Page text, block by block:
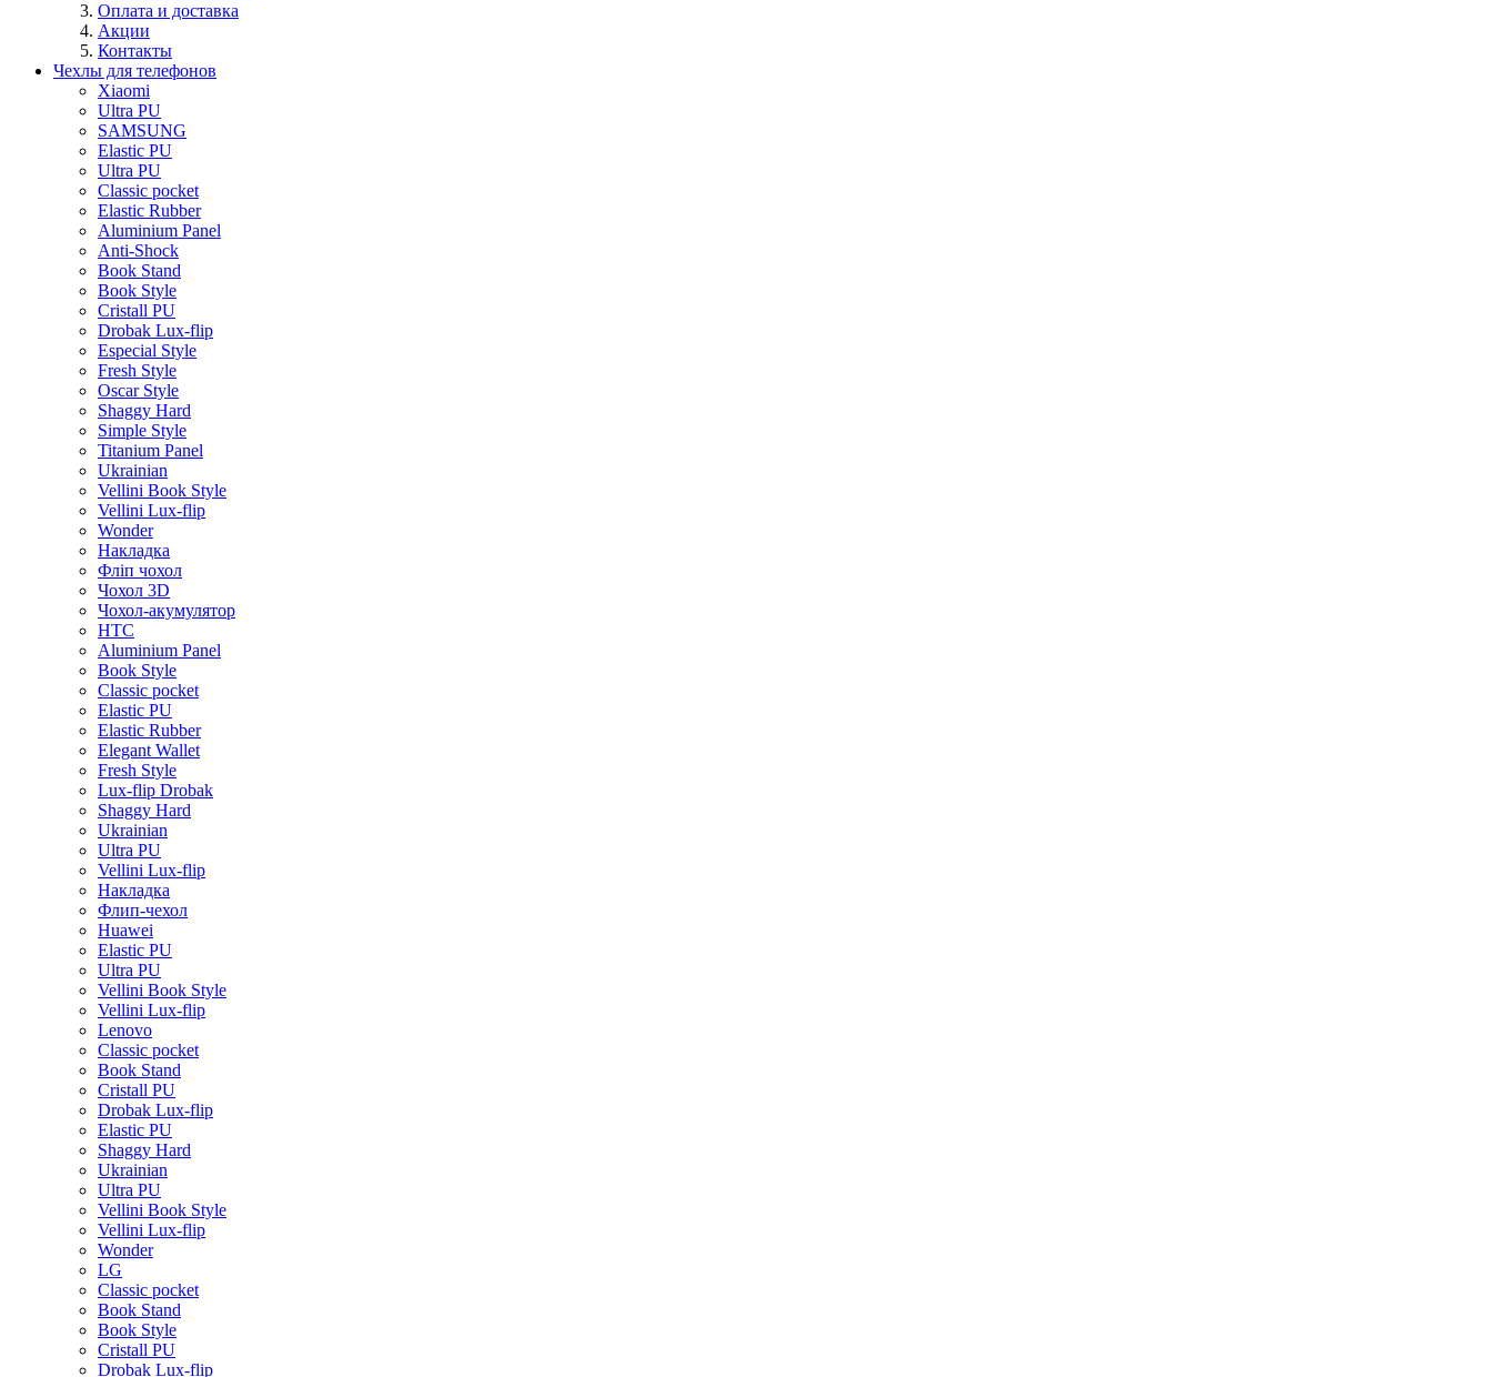
Оплата и доставка
Акции
Контакты
Чехлы для телефонов
Xiaomi
Ultra PU
SAMSUNG
Elastic PU
Ultra PU
Classic pocket
Elastic Rubber
Aluminium Panel
Anti-Shock
Book Stand
Book Style
Cristall PU
Drobak Lux-flip
Especial Style
Fresh Style
Oscar Style
Shaggy Hard
Simple Style
Titanium Panel
Ukrainian
Vellini Book Style
Vellini Lux-flip
Wonder
Накладка
Фліп чохол
Чохол 3D
Чохол-акумулятор
HTC
Aluminium Panel
Book Style
Classic pocket
Elastic PU
Elastic Rubber
Elegant Wallet
Fresh Style
Lux-flip Drobak
Shaggy Hard
Ukrainian
Ultra PU
Vellini Lux-flip
Накладка
Флип-чехол
Huawei
Elastic PU
Ultra PU
Vellini Book Style
Vellini Lux-flip
Lenovo
Classic pocket
Book Stand
Cristall PU
Drobak Lux-flip
Elastic PU
Shaggy Hard
Ukrainian
Ultra PU
Vellini Book Style
Vellini Lux-flip
Wonder
LG
Classic pocket
Book Stand
Book Style
Cristall PU
Drobak Lux-flip